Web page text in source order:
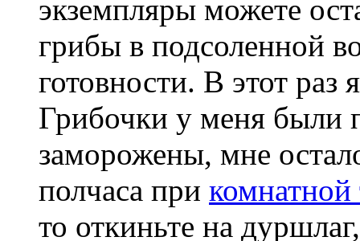
экземпляры можете
грибы в подсоленной
готовности. В этот раз
Грибочки у меня были
заморожены, мне
полчаса при комнатной
то откиньте на